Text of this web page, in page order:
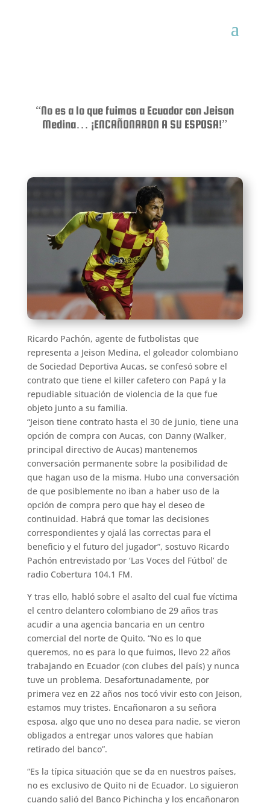
“No es a lo que fuimos a Ecuador con Jeison
Medina… ¡ENCAÑONARON A SU ESPOSA!”
Ricardo Pachón, agente de futbolistas que
representa a Jeison Medina, el goleador colombiano
de Sociedad Deportiva Aucas, se confesó sobre el
contrato que tiene el killer cafetero con Papá y la
repudiable situación de violencia de la que fue
objeto junto a su familia.
“Jeison tiene contrato hasta el 30 de junio, tiene una
opción de compra con Aucas, con Danny (Walker,
principal directivo de Aucas) mantenemos
conversación permanente sobre la posibilidad de
que hagan uso de la misma. Hubo una conversación
de que posiblemente no iban a haber uso de la
opción de compra pero que hay el deseo de
continuidad. Habrá que tomar las decisiones
correspondientes y ojalá las correctas para el
beneficio y el futuro del jugador”, sostuvo Ricardo
Pachón entrevistado por ‘Las Voces del Fútbol’ de
radio Cobertura 104.1 FM.
Y tras ello, habló sobre el asalto del cual fue víctima
el centro delantero colombiano de 29 años tras
acudir a una agencia bancaria en un centro
comercial del norte de Quito. “No es lo que
queremos, no es para lo que fuimos, llevo 22 años
trabajando en Ecuador (con clubes del país) y nunca
tuve un problema. Desafortunadamente, por
primera vez en 22 años nos tocó vivir esto con Jeison,
estamos muy tristes. Encañonaron a su señora
esposa, algo que uno no desea para nadie, se vieron
obligados a entregar unos valores que habían
retirado del banco”.
“Es la típica situación que se da en nuestros países,
no es exclusivo de Quito ni de Ecuador. Lo siguieron
cuando salió del Banco Pichincha y los encañonaron